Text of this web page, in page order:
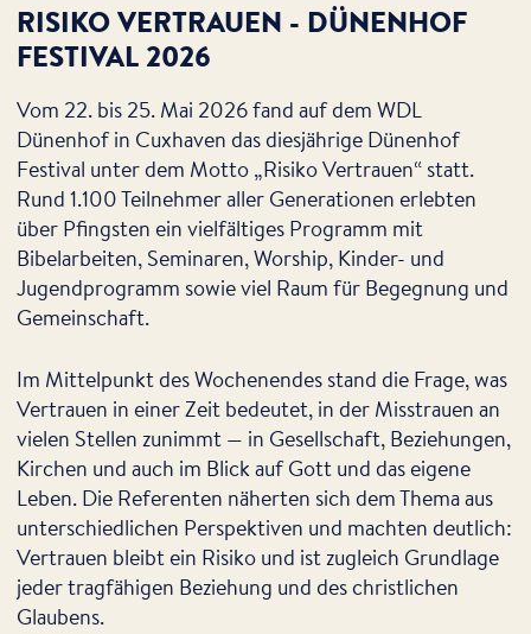
RISIKO VERTRAUEN - DÜNENHOF
FESTIVAL 2026
Vom 22. bis 25. Mai 2026 fand auf dem WDL
Dünenhof in Cuxhaven das diesjährige Dünenhof
Festival unter dem Motto „Risiko Vertrauen“ statt.
Rund 1.100 Teilnehmer aller Generationen erlebten
über Pfingsten ein vielfältiges Programm mit
Bibelarbeiten, Seminaren, Worship, Kinder- und
Jugendprogramm sowie viel Raum für Begegnung und
Gemeinschaft.
Im Mittelpunkt des Wochenendes stand die Frage, was
Vertrauen in einer Zeit bedeutet, in der Misstrauen an
vielen Stellen zunimmt — in Gesellschaft, Beziehungen,
Kirchen und auch im Blick auf Gott und das eigene
Leben. Die Referenten näherten sich dem Thema aus
unterschiedlichen Perspektiven und machten deutlich:
Vertrauen bleibt ein Risiko und ist zugleich Grundlage
jeder tragfähigen Beziehung und des christlichen
Glaubens.